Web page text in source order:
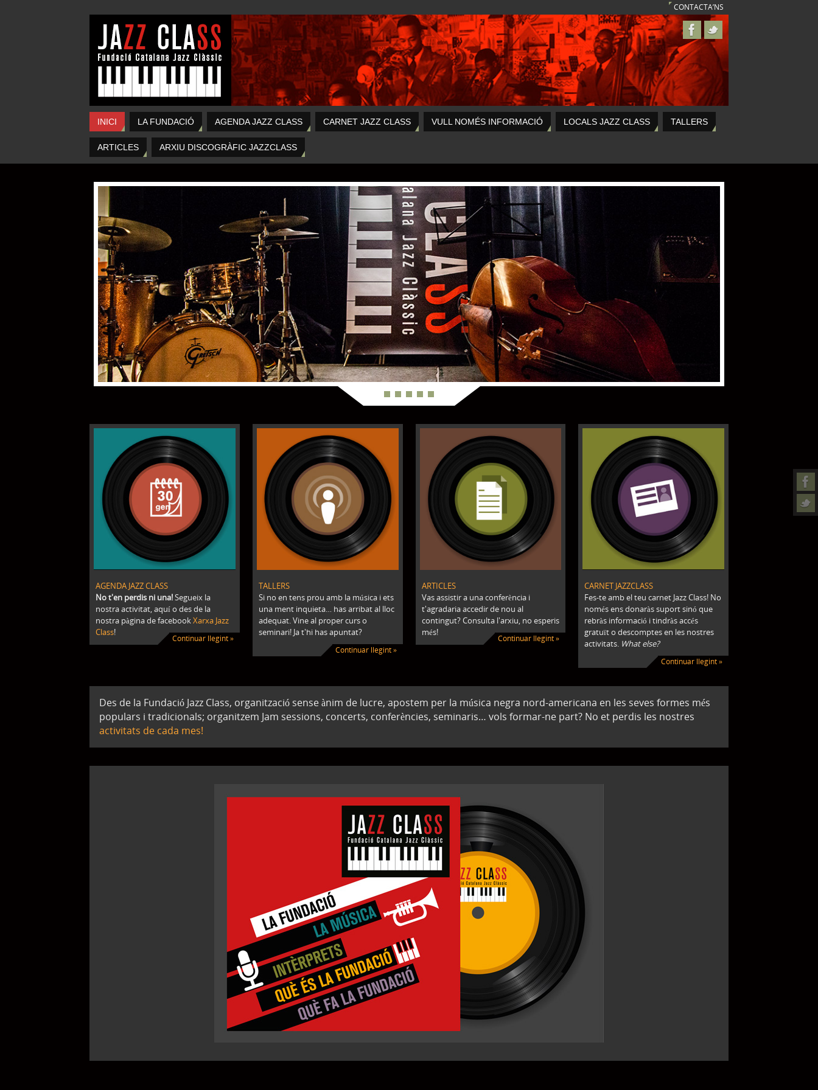
CONTACTA’NS
INICI LA FUNDACIÓ AGENDA JAZZ CLASS CARNET JAZZ CLASS VULL NOMÉS INFORMACIÓ LOCALS JAZZ CLASS TALLERS
ARTICLES ARXIU DISCOGRÀFIC JAZZCLASS
AGENDA JAZZ CLASS
No t'en perdis ni una!Segueix la
nostra activitat, aquí o des de la
nostra pàgina de facebookXarxa Jazz
Class!
Continuar llegint »
TALLERS
Si no en tens prou amb la música i ets
una ment inquieta… has arribat al lloc
adequat. Vine al proper curs o
seminari! Ja t'hi has apuntat?
Continuar llegint »
ARTICLES
Vas assistir a una conferència i
t'agradaria accedir de nou al
contingut? Consulta l'arxiu, no esperis
més!
Continuar llegint »
CARNET JAZZCLASS
Fes-te amb el teu carnet Jazz Class! No
només ens donaràs suport sinó que
rebràs informació i tindràs accés
gratuït o descomptes en les nostres
activitats. What else?
Continuar llegint »
Des de la Fundació Jazz Class, organització sense ànim de lucre, apostem per la música negra nord-americana en les seves formes més
populars i tradicionals; organitzem Jam sessions, concerts, conferències, seminaris… vols formar-ne part? No et perdis les nostres
activitats de cada mes!